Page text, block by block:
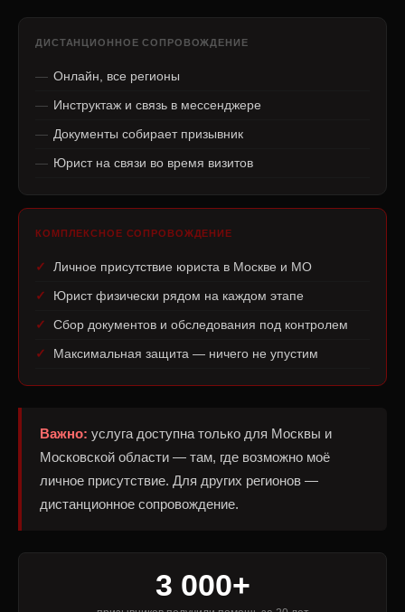
ДИСТАНЦИОННОЕ СОПРОВОЖДЕНИЕ
Онлайн, все регионы
Инструктаж и связь в мессенджере
Документы собирает призывник
Юрист на связи во время визитов
КОМПЛЕКСНОЕ СОПРОВОЖДЕНИЕ
Личное присутствие юриста в Москве и МО
Юрист физически рядом на каждом этапе
Сбор документов и обследования под контролем
Максимальная защита — ничего не упустим
Важно: услуга доступна только для Москвы и
Московской области — там, где возможно моё
личное присутствие. Для других регионов —
дистанционное сопровождение.
3 000+